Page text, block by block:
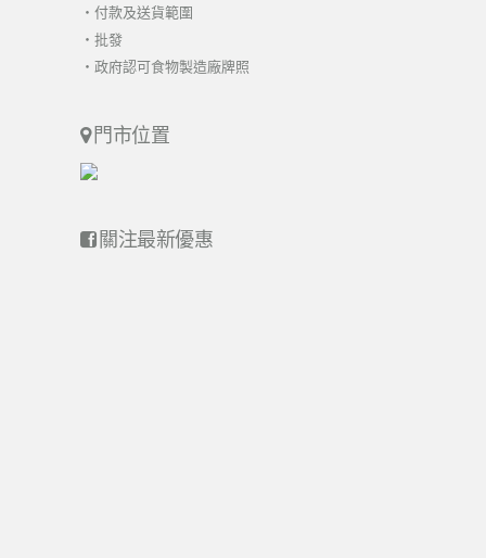
・ 付款及送貨範圍
・ 批發
・ 政府認可食物製造廠牌照
門市位置
關注最新優惠